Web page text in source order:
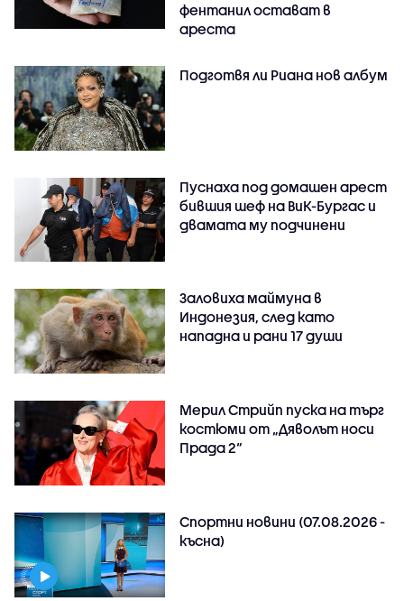
фентанил остават в
ареста
Подготвя ли Риана нов албум
Пуснаха под домашен арест
бившия шеф на ВиК-Бургас и
двамата му подчинени
Заловиха маймуна в
Индонезия, след като
нападна и рани 17 души
Мерил Стрийп пуска на търг
костюми от „Дяволът носи
Прада 2“
Спортни новини (07.08.2026 -
късна)